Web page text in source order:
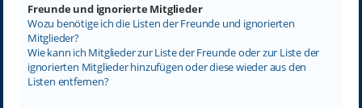
Freunde und ignorierte Mitglieder
Wozu benötige ich die Listen der Freunde und ignorierten
Mitglieder?
Wie kann ich Mitglieder zur Liste der Freunde oder zur Liste der
ignorierten Mitglieder hinzufügen oder diese wieder aus den
Listen entfernen?